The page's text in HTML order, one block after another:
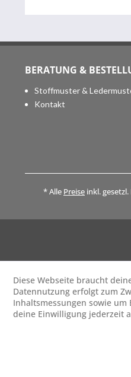
BERATUNG &
Stoffmuster &
Kontakt
* Alle Preise inkl.
Diese Webseite braucht
Datennutzung erfolgt zum
Inhaltsmessungen sowie
deine Einwilligung jederzeit